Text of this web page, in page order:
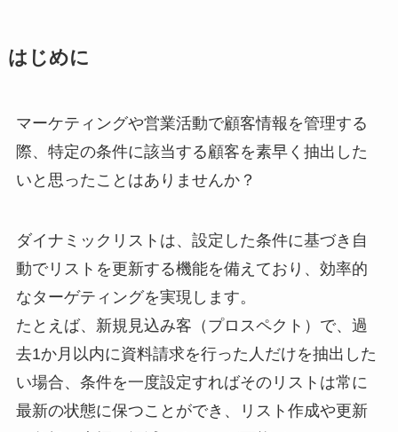
はじめに
マーケティングや営業活動で顧客情報を管理する
際、特定の条件に該当する顧客を素早く抽出した
いと思ったことはありませんか？
ダイナミックリストは、設定した条件に基づき自
動でリストを更新する機能を備えており、効率的
なターゲティングを実現します。
たとえば、新規見込み客（プロスペクト）で、過
去1か月以内に資料請求を行った人だけを抽出した
い場合、条件を一度設定すればそのリストは常に
最新の状態に保つことができ、リスト作成や更新